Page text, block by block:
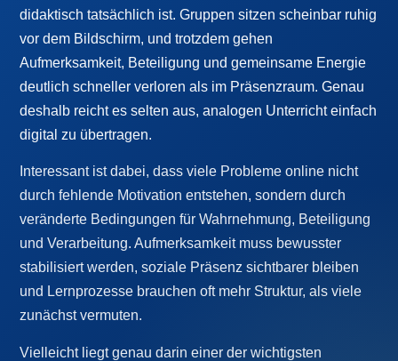
didaktisch tatsächlich ist. Gruppen sitzen scheinbar ruhig
vor dem Bildschirm, und trotzdem gehen
Aufmerksamkeit, Beteiligung und gemeinsame Energie
deutlich schneller verloren als im Präsenzraum. Genau
deshalb reicht es selten aus, analogen Unterricht einfach
digital zu übertragen.
Interessant ist dabei, dass viele Probleme online nicht
durch fehlende Motivation entstehen, sondern durch
veränderte Bedingungen für Wahrnehmung, Beteiligung
und Verarbeitung. Aufmerksamkeit muss bewusster
stabilisiert werden, soziale Präsenz sichtbarer bleiben
und Lernprozesse brauchen oft mehr Struktur, als viele
zunächst vermuten.
Vielleicht liegt genau darin einer der wichtigsten